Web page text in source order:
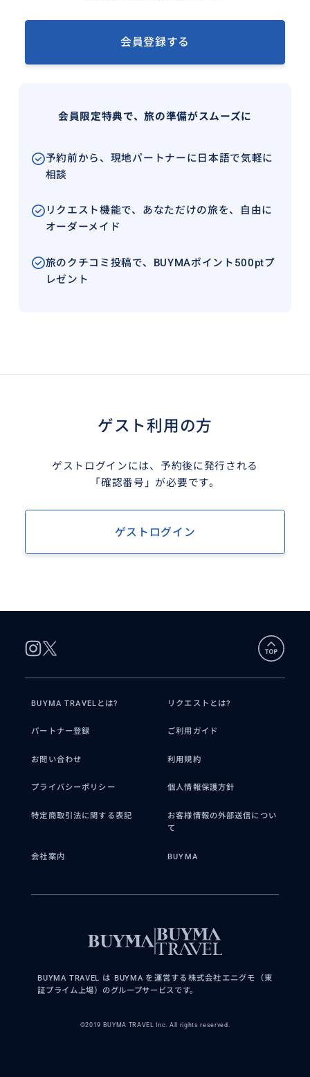
会員登録する
会員限定特典で、旅の準備がスムーズに
予約前から、現地パートナーに日本語で気軽に
相談
リクエスト機能で、あなただけの旅を、自由に
オーダーメイド
旅のクチコミ投稿で、BUYMAポイント500ptプ
レゼント
ゲスト利用の方
ゲストログインには、予約後に発行される
「確認番号」が必要です。
ゲストログイン
BUYMA TRAVELとは? リクエストとは?
パートナー登録 ご利用ガイド
お問い合わせ 利用規約
プライバシーポリシー 個人情報保護方針
特定商取引法に関する表記
お客様情報の外部送信につい
て
会社案内 BUYMA
BUYMA TRAVEL は BUYMA を運営する株式会社エニグモ（東
証プライム上場）のグループサービスです。
©2019 BUYMA TRAVEL Inc. All rights reserved.